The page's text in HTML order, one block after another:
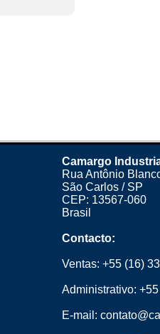
Camargo
Rua Antônio
São Carlos / SP
CEP: 13567-060
Brasil
Contacto:
Ventas: +55 (16)
Administrativo:
E-mail: